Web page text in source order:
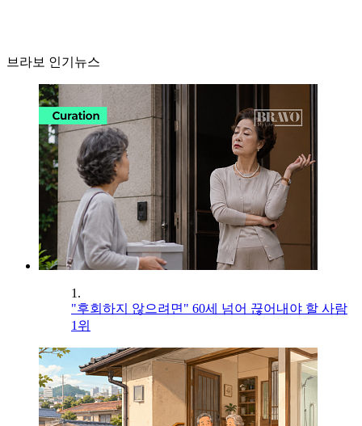
브라보 인기뉴스
1.
"후회하지 않으려면" 60세 넘어 끊어내야 할 사람
1위